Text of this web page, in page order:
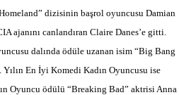
dizisinin başrol oyuncusu Damian
ajanını canlandıran Claire Danes’e gitti.
dalında ödüle uzanan isim “Big Bang
En İyi Komedi Kadın Oyuncusu ise
Oyuncu ödülü “Breaking Bad” aktrisi Anna